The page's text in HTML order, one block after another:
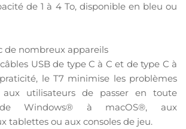
de 1 à 4 To, disponible en bleu ou
de nombreux appareils
USB de type C à C et de type C à
le T7 minimise les problèmes
utilisateurs de passer en toute
de Windows® à macOS®, aux
tablettes ou aux consoles de jeu.